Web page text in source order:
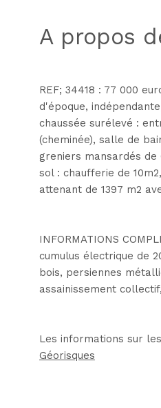
a propos
REF; 34418 : 77 000
d'époque,
chaussée surélevé :
(cheminée), salle de
greniers mansardés de
sol : chaufferie de
attenant de 1397 m2
INFORMATIONS
cumulus électrique de
bois, persiennes
assainissement
Les informations sur
Géorisques